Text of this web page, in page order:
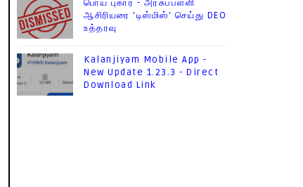
பொய் புகார் - அரசுப்பள்ளி
ஆசிரியரை 'டிஸ்மிஸ்' செய்து DEO
உத்தரவு
Kalanjiyam Mobile App -
New Update 1.23.3 - Direct
Download Link